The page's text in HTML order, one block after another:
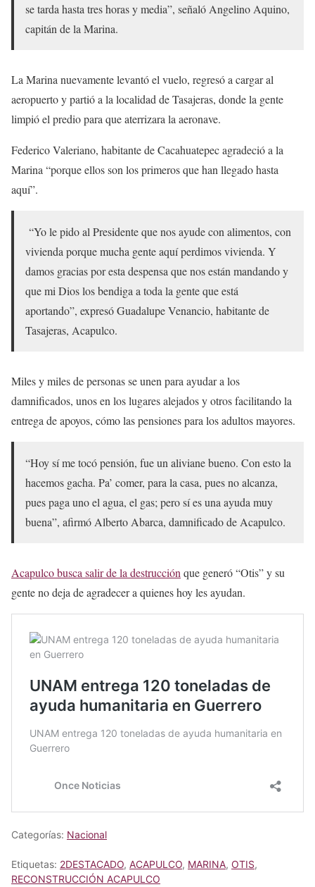
se tarda hasta tres horas y media”, señaló Angelino Aquino,
capitán de la Marina.
La Marina nuevamente levantó el vuelo, regresó a cargar al
aeropuerto y partió a la localidad de Tasajeras, donde la gente
limpió el predio para que aterrizara la aeronave.
Federico Valeriano, habitante de Cacahuatepec agradeció a la
Marina “porque ellos son los primeros que han llegado hasta
aquí”.
“Yo le pido al Presidente que nos ayude con alimentos, con
vivienda porque mucha gente aquí perdimos vivienda. Y
damos gracias por esta despensa que nos están mandando y
que mi Dios los bendiga a toda la gente que está
aportando”, expresó Guadalupe Venancio, habitante de
Tasajeras, Acapulco.
Miles y miles de personas se unen para ayudar a los
damnificados, unos en los lugares alejados y otros facilitando la
entrega de apoyos, cómo las pensiones para los adultos mayores.
“Hoy sí me tocó pensión, fue un aliviane bueno. Con esto la
hacemos gacha. Pa’ comer, para la casa, pues no alcanza,
pues paga uno el agua, el gas; pero sí es una ayuda muy
buena”, afirmó Alberto Abarca, damnificado de Acapulco.
Acapulco busca salir de la destrucción que generó “Otis” y su
gente no deja de agradecer a quienes hoy les ayudan.
Categorías: Nacional
Etiquetas: 2DESTACADO, ACAPULCO, MARINA, OTIS,
RECONSTRUCCIÓN ACAPULCO